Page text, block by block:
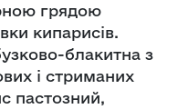
грядою
кипарисів.
блакитна з
і стриманих
пастозний,